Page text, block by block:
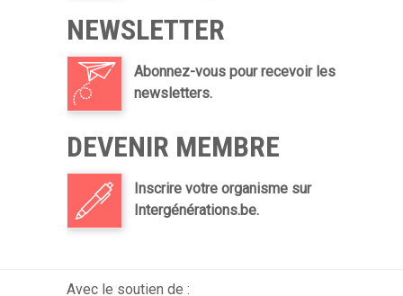
NEWSLETTER
Abonnez-vous pour recevoir les
newsletters.
DEVENIR MEMBRE
Inscrire votre organisme sur
Intergénérations.be.
Avec le soutien de :